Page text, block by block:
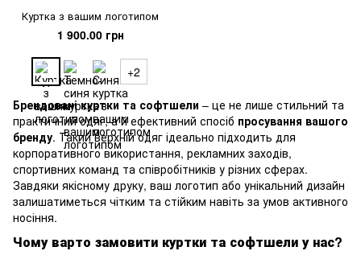
Куртка з вашим логотипом
1 900.00 грн
+2
Брендовані куртки та софтшели – це не лише стильний та
практичний одяг, а й ефективний спосіб просування вашого
бренду. Такий верхній одяг ідеально підходить для
корпоративного використання, рекламних заходів,
спортивних команд та співробітників у різних сферах.
Завдяки якісному друку, ваш логотип або унікальний дизайн
залишатиметься чітким та стійким навіть за умов активного
носіння.
Чому варто замовити куртки та софтшели у нас?